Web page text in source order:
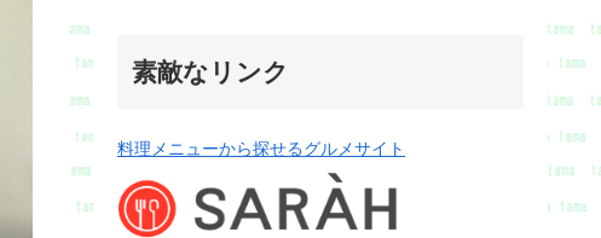
素敵なリンク
料理メニューから探せるグルメサイト